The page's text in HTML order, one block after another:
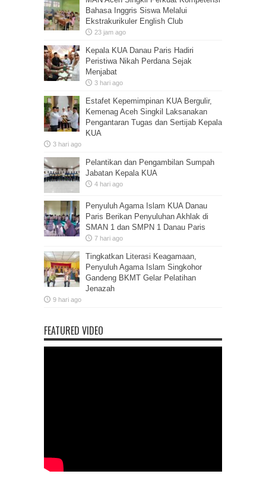
Bahasa Inggris Siswa Melalui
Ekstrakurikuler English Club
23 jam ago
Kepala KUA Danau Paris Hadiri
Peristiwa Nikah Perdana Sejak
Menjabat
3 hari ago
Estafet Kepemimpinan KUA Bergulir,
Kemenag Aceh Singkil Laksanakan
Pengantaran Tugas dan Sertijab Kepala
KUA
3 hari ago
Pelantikan dan Pengambilan Sumpah
Jabatan Kepala KUA
4 hari ago
Penyuluh Agama Islam KUA Danau
Paris Berikan Penyuluhan Akhlak di
SMAN 1 dan SMPN 1 Danau Paris
7 hari ago
Tingkatkan Literasi Keagamaan,
Penyuluh Agama Islam Singkohor
Gandeng BKMT Gelar Pelatihan
Jenazah
9 hari ago
FEATURED VIDEO